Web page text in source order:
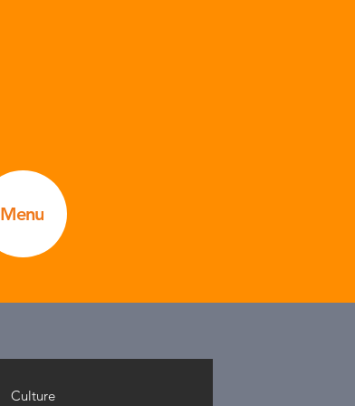
Menu
Culture